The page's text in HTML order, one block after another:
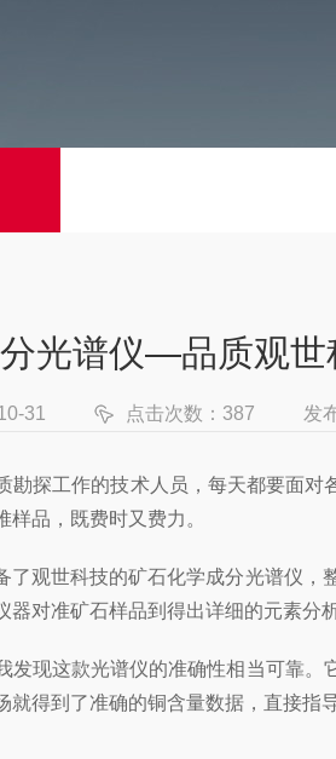
光谱仪—品质观
31 点击次数：387 发
探工作的技术人员，每天都要面对
品，既费时又费力。
世科技的矿石化学成分光谱仪，
器对准矿石样品到得出详细的元素
这款光谱仪的准确性相当可靠。
就得到了准确的铜含量数据，直接